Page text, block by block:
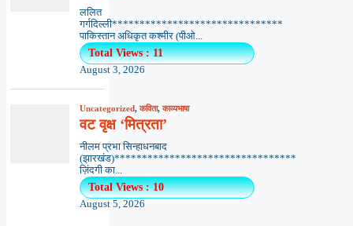
ललित
गर्गदिल्ली*******************************
पाकिस्तान अधिकृत कश्मीर (पीओ...
Total Views : 11
August 3, 2026
Uncategorized,कविता,काव्यभाषा
वट वृक्ष ‘मित्रता’
नीलम प्रभा सिन्हाधनबाद
(झारखंड)*********************************
ज़िंदगी का...
Total Views : 10
August 5, 2026